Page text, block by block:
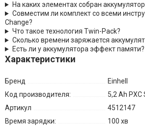
На каких элементах собран
Совместим ли комплект со всеми
Change?
Что такое технология Twin-Pack?
Сколько времени заряжается
Есть ли у аккумулятора эффект памяти?
Характеристики
Бренд
Einhell
Код производителя:
5,2 Ah
Артикул
4512147
Время зарядки:
100 хв